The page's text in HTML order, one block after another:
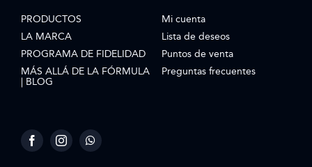
PRODUCTOS
LA MARCA
PROGRAMA DE FIDELIDAD
MÁS ALLÁ DE LA FÓRMULA
| BLOG
Mi cuenta
Lista de deseos
Puntos de venta
Preguntas frecuentes